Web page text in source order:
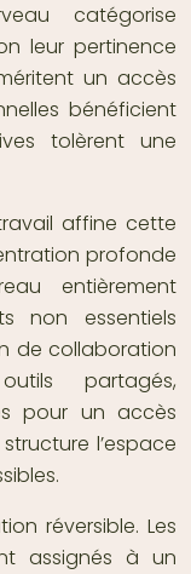
catégorise
leur pertinence
un accès
bénéficient
tolèrent une
affine cette
profonde
entièrement
non essentiels
de collaboration
partagés,
pour un accès
l’espace
réversible. Les
assignés à un